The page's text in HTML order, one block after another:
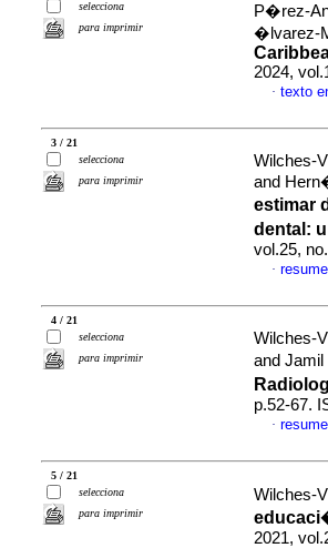
selecciona
para imprimir
P�rez-
�lvarez-
2024,
· texto
3 / 21
selecciona
para imprimir
Wilches-
and
estimar
dental:
vol.25,
·
4 / 21
selecciona
para imprimir
Wilches-
and
p.52-67.
·
5 / 21
selecciona
para imprimir
Wilches-
2021,